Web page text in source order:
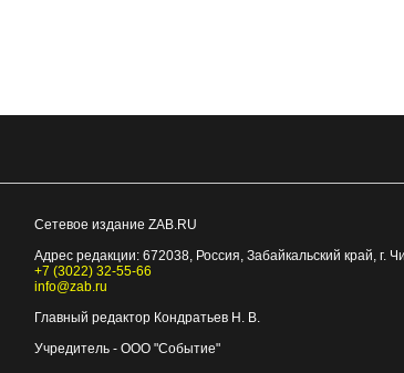
Сетевое издание ZAB.RU
Адрес редакции: 672038, Россия, Забайкальский край, г.
+7 (3022) 32-55-66
info@zab.ru
Главный редактор Кондратьев Н. В.
Учредитель - ООО "Событие"